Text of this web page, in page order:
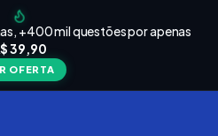
+400 mil questões por apenas
39,90
OFERTA